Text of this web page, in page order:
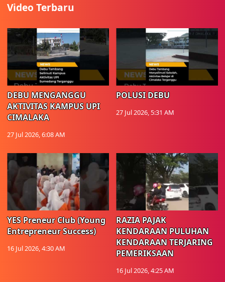
Video Terbaru
DEBU MENGANGGU
AKTIVITAS KAMPUS UPI
CIMALAKA
27 Jul 2026, 6:08 AM
POLUSI DEBU
27 Jul 2026, 5:31 AM
YES Preneur Club (Young
Entrepreneur Success)
16 Jul 2026, 4:30 AM
RAZIA PAJAK
KENDARAAN PULUHAN
KENDARAAN TERJARING
PEMERIKSAAN
16 Jul 2026, 4:25 AM